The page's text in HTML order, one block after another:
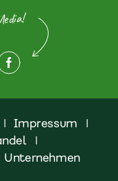
| Impressum
|
|
Unternehmen